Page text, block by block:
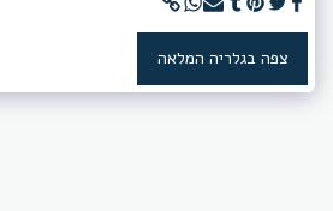
צפה בגלריה המלאה